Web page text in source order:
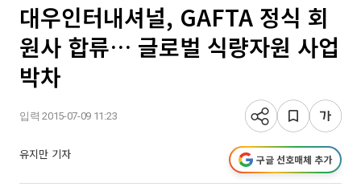
대우인터내셔널, GAFTA 정식 회
원사 합류… 글로벌 식량자원 사업
박차
입력 2015-07-09 11:23
유지만 기자 구글 선호매체 추가